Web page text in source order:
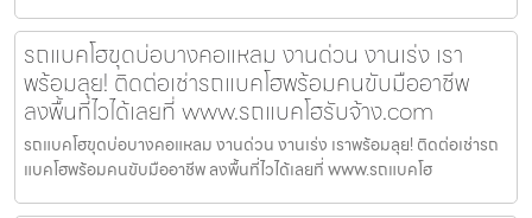
รถแบคโฮขุดบ่อบางคอแหลม งานด่วน งานเร่ง เรา
พร้อมลุย! ติดต่อเช่ารถแบคโฮพร้อมคนขับมืออาชีพ
ลงพื้นที่ไวได้เลยที่ www.รถแบคโฮรับจ้าง.com
รถแบคโฮขุดบ่อบางคอแหลม งานด่วน งานเร่ง เราพร้อมลุย! ติดต่อเช่ารถ
แบคโฮพร้อมคนขับมืออาชีพ ลงพื้นที่ไวได้เลยที่ www.รถแบคโฮ